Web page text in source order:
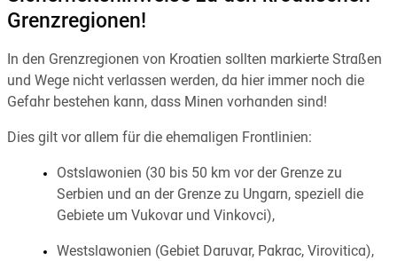
Grenzregionen!
In den Grenzregionen von Kroatien sollten markierte Straßen
und Wege nicht verlassen werden, da hier immer noch die
Gefahr bestehen kann, dass Minen vorhanden sind!
Dies gilt vor allem für die ehemaligen Frontlinien:
Ostslawonien (30 bis 50 km vor der Grenze zu
Serbien und an der Grenze zu Ungarn, speziell die
Gebiete um Vukovar und Vinkovci),
Westslawonien (Gebiet Daruvar, Pakrac, Virovitica),